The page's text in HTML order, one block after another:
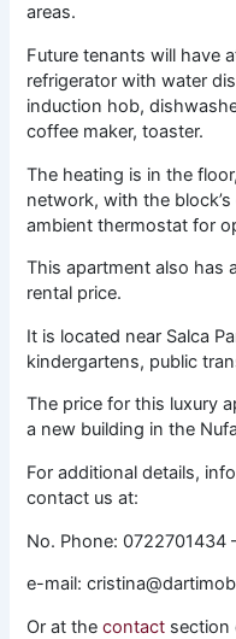
areas.
Future tenants will have
refrigerator with water
induction hob,
coffee maker, toaster.
The heating is in the
network, with the
ambient thermostat for
This apartment also has
rental price.
It is located near Salca
kindergartens, public
The price for this luxury
a new building in the
For additional details,
contact us at:
No. Phone: 0722701434
e-mail:
Or at thecontact